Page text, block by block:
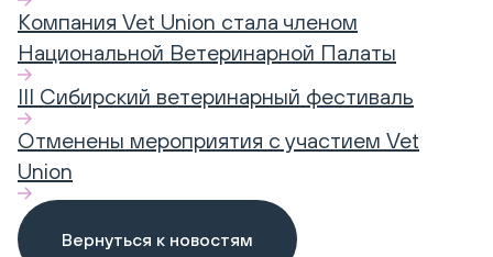
Компания Vet Union стала членом
Национальной Ветеринарной Палаты
III Сибирский ветеринарный фестиваль
Отменены мероприятия с участием Vet
Union
Вернуться к новостям